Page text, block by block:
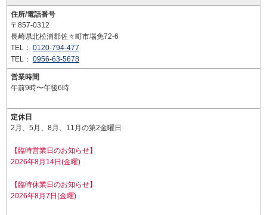
住所/電話番号
〒857-0312
長崎県北松浦郡佐々町市場免72-6
TEL： 0120-794-477
TEL： 0956-63-5678
営業時間
午前9時〜午後6時
定休日
2月、5月、8月、11月の第2金曜日
【臨時営業日のお知らせ】
2026年8月14日(金曜)
【臨時休業日のお知らせ】
2026年8月7日(金曜)